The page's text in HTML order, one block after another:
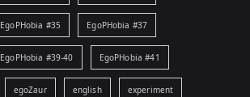
EgoPHobia #35 EgoPHobia #37
EgoPHobia #39-40 EgoPHobia #41
egoZaur english experiment